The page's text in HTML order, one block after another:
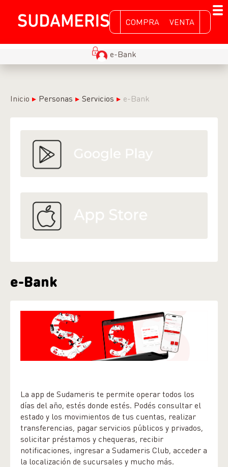
COMPRA VENTA
e-Bank
Inicio Personas Servicios e-Bank
e-Bank
La app de Sudameris te permite operar todos los
días del año, estés donde estés. Podés consultar el
estado y los movimientos de tus cuentas, realizar
transferencias, pagar servicios públicos y privados,
solicitar préstamos y chequeras, recibir
notificaciones, ingresar a Sudameris Club, acceder a
la localización de sucursales y mucho más.